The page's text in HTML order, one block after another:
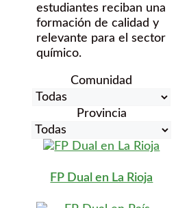
estudiantes reciban una
formación de calidad y
relevante para el sector
químico.
Comunidad
Provincia
FP Dual en La Rioja